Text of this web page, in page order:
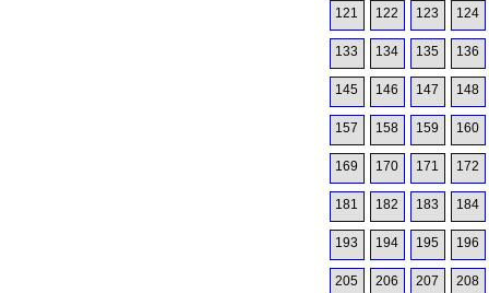
121 122 123 124
133 134 135 136
145 146 147 148
157 158 159 160
169 170 171 172
181 182 183 184
193 194 195 196
205 206 207 208